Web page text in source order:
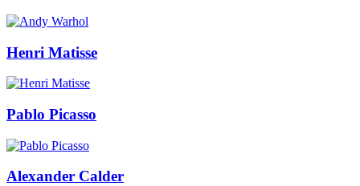
Henri Matisse
Pablo Picasso
Alexander Calder